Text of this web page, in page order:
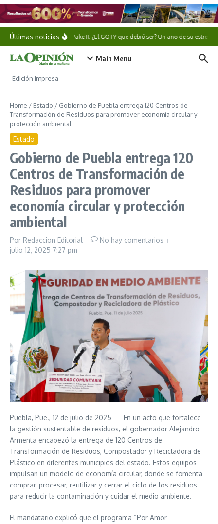
Saltar al contenido
Últimas noticiasAlan Wake II: ¿El GOTY que debió ser? Un año de su estreno
Main Menu
Edición Impresa
Home / Estado / Gobierno de Puebla entrega 120 Centros de
Transformación de Residuos para promover economía circular y
protección ambiental
Estado
Gobierno de Puebla entrega 120
Centros de Transformación de
Residuos para promover
economía circular y protección
ambiental
Por Redaccion Editorial
No hay comentarios
julio 12, 2025 7:27 pm
Puebla, Pue., 12 de julio de 2025 — En un acto que fortalece
la gestión sustentable de residuos, el gobernador Alejandro
Armenta encabezó la entrega de 120 Centros de
Transformación de Residuos, Compostador y Recicladora de
Plástico en diferentes municipios del estado. Estos equipos
impulsan un modelo de economía circular, donde se fomenta
comprar, procesar, reutilizar y cerrar el ciclo de los residuos
para reducir la contaminación y cuidar el medio ambiente.
El mandatario explicó que el programa “Por Amor